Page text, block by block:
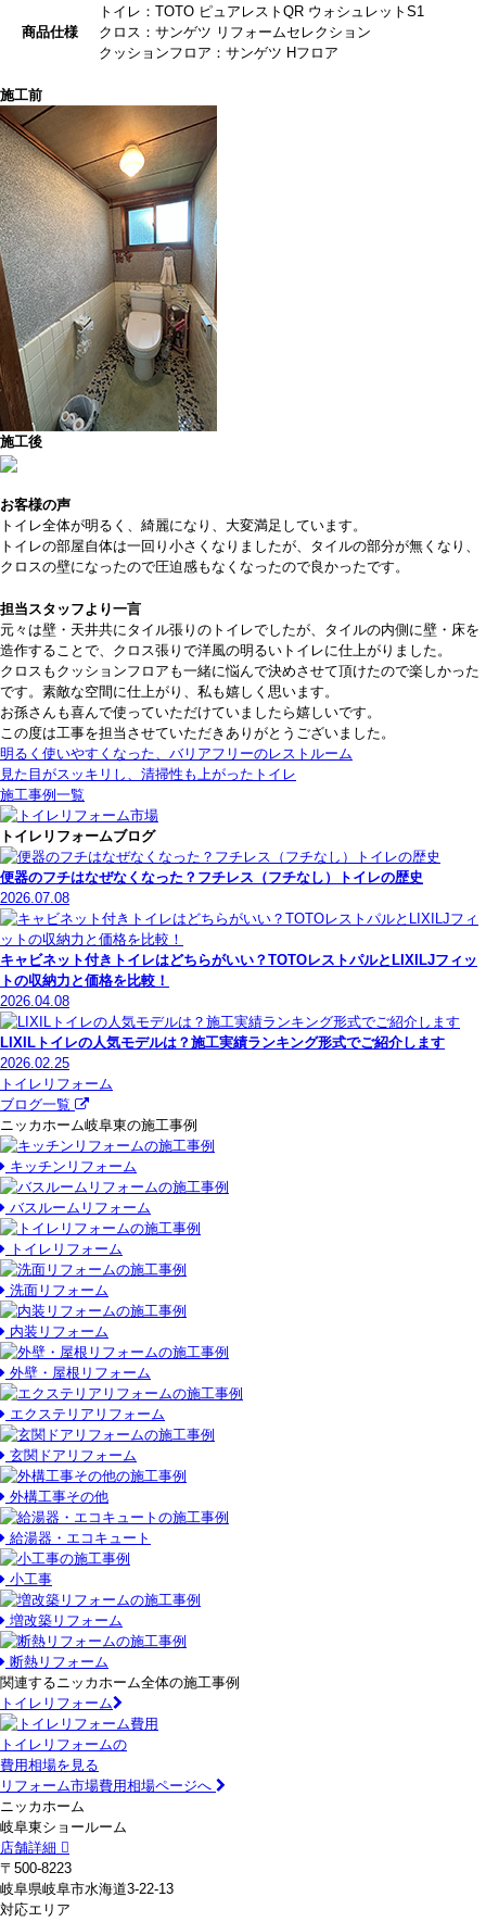
商品仕様
トイレ：TOTO ピュアレストQR ウォシュレットS1
クロス：サンゲツ リフォームセレクション
クッションフロア：サンゲツ Hフロア
施工前
施工後
お客様の声
トイレ全体が明るく、綺麗になり、大変満足しています。
トイレの部屋自体は一回り小さくなりましたが、タイルの部分が無くなり、
クロスの壁になったので圧迫感もなくなったので良かったです。
担当スタッフより一言
元々は壁・天井共にタイル張りのトイレでしたが、タイルの内側に壁・床を
造作することで、クロス張りで洋風の明るいトイレに仕上がりました。
クロスもクッションフロアも一緒に悩んで決めさせて頂けたので楽しかった
です。素敵な空間に仕上がり、私も嬉しく思います。
お孫さんも喜んで使っていただけていましたら嬉しいです。
この度は工事を担当させていただきありがとうございました。
明るく使いやすくなった、バリアフリーのレストルーム
見た目がスッキリし、清掃性も上がったトイレ
施工事例一覧
トイレリフォームブログ
便器のフチはなぜなくなった？フチレス（フチなし）トイレの歴史
2026.07.08
キャビネット付きトイレはどちらがいい？TOTOレストパルとLIXILJフィッ
トの収納力と価格を比較！
2026.04.08
LIXILトイレの人気モデルは？施工実績ランキング形式でご紹介します
2026.02.25
トイレリフォーム
ブログ一覧
ニッカホーム岐阜東の施工事例
キッチンリフォーム
バスルームリフォーム
トイレリフォーム
洗面リフォーム
内装リフォーム
外壁・屋根リフォーム
エクステリアリフォーム
玄関ドアリフォーム
外構工事その他
給湯器・エコキュート
小工事
増改築リフォーム
断熱リフォーム
関連するニッカホーム全体の施工事例
トイレリフォーム
トイレリフォームの
費用相場を見る
リフォーム市場費用相場ページへ
ニッカホーム
岐阜東ショールーム
店舗詳細
〒500-8223
岐阜県岐阜市水海道3-22-13
対応エリア